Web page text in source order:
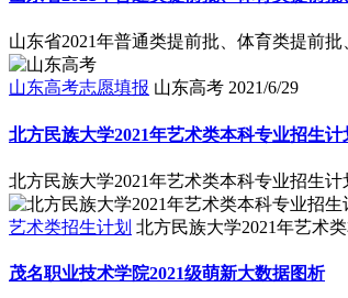
山东省2021年普通类提前批、体育类提前
山东高考志愿填报 山东高考 2021/6/29
北方民族大学2021年艺术类本科专业招生计
北方民族大学2021年艺术类本科专业招生计
艺术类招生计划 北方民族大学2021年艺术
茂名职业技术学院2021级萌新大数据图析